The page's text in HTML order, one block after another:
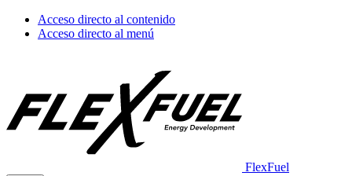
Acceso directo al contenido
Acceso directo al menú
FlexFuel